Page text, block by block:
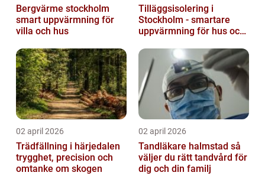
Bergvärme stockholm
smart uppvärmning för
villa och hus
Tilläggsisolering i
Stockholm - smartare
uppvärmning för hus och
02 april 2026
Trädfällning i härjedalen
trygghet, precision och
omtanke om skogen
02 april 2026
Tandläkare halmstad så
väljer du rätt tandvård för
dig och din familj